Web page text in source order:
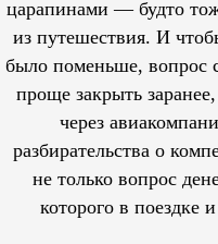
царапинами — будто
из путешествия. И
было поменьше, вопрос
проще закрыть
через
разбирательства о
не только вопрос
которого в поездке